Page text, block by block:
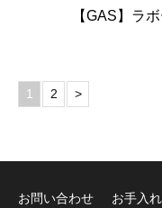
【GAS】ラ
1 2 >
お問い合わせ お手入